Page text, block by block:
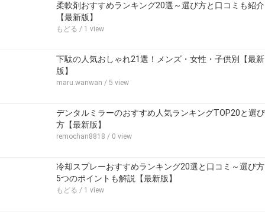
柔軟剤おすすめランキング20選～選び方と口コミも紹介
【最新版】
もどる / 1 view
下駄の人気おしゃれ21選！メンズ・女性・子供別【最新
版】
maru.wanwan / 5 view
デンタルミラーのおすすめ人気ランキングTOP20と選び
方【最新版】
remochan8818 / 0 view
冷却スプレーおすすめランキング20選と口コミ～選び方
5つのポイントも解説【最新版】
もどる / 1 view